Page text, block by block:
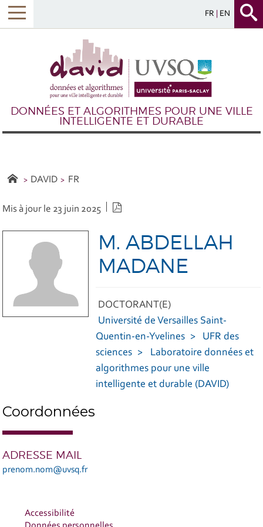
FR EN
DONNÉES ET ALGORITHMES POUR UNE VILLE
INTELLIGENTE ET DURABLE
DAVID FR
Mis à jour le 23 juin 2025
M. ABDELLAH
MADANE
DOCTORANT(E)
Université de Versailles Saint-
Quentin-en-Yvelines
UFR des
sciences
Laboratoire données et
algorithmes pour une ville
intelligente et durable (DAVID)
Coordonnées
ADRESSE MAIL
prenom.nom@uvsq.fr
Accessibilité